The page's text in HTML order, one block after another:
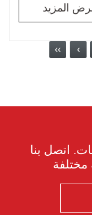
المزيد
‹‹ ‹
اتصل بنا